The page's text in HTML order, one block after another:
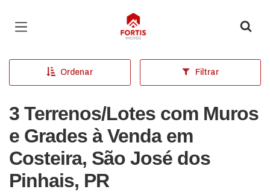
Página inicial
Ordenar Filtrar
3 Terrenos/Lotes com Muros
e Grades à Venda em
Costeira, São José dos
Pinhais, PR